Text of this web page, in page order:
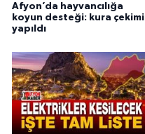
Afyon’da hayvancılığa
koyun desteği: kura çekimi
yapıldı